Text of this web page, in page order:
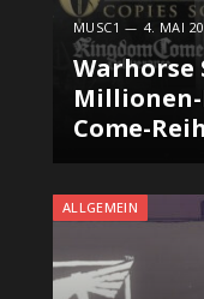
MUSC1 4. MAI
Warhorse
Come-
ALLGEMEIN